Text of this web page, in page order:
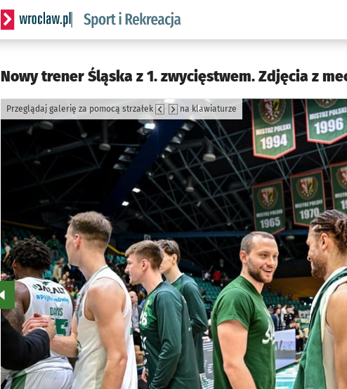
Serwis informacyjny wroclaw.pl podserwis: Sport i rekreacja
Nowy trener Śląska z 1. zwycięstwem. Zdjęcia z
Przeglądaj galerię za pomocą strzałek na klawiaturze
Przejdź do poprzedniego zdjęcia.